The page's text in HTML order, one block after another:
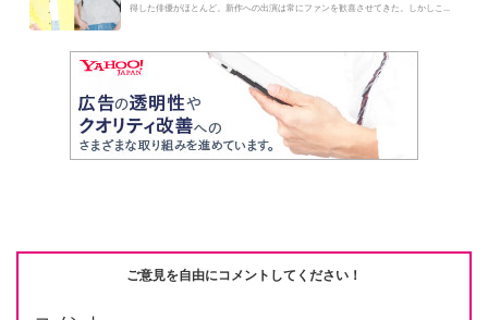
得した俳優がほとんど。新作への出演は常にファンを歓喜させてきた。しかしこ...
ご意見を自由にコメントしてください！